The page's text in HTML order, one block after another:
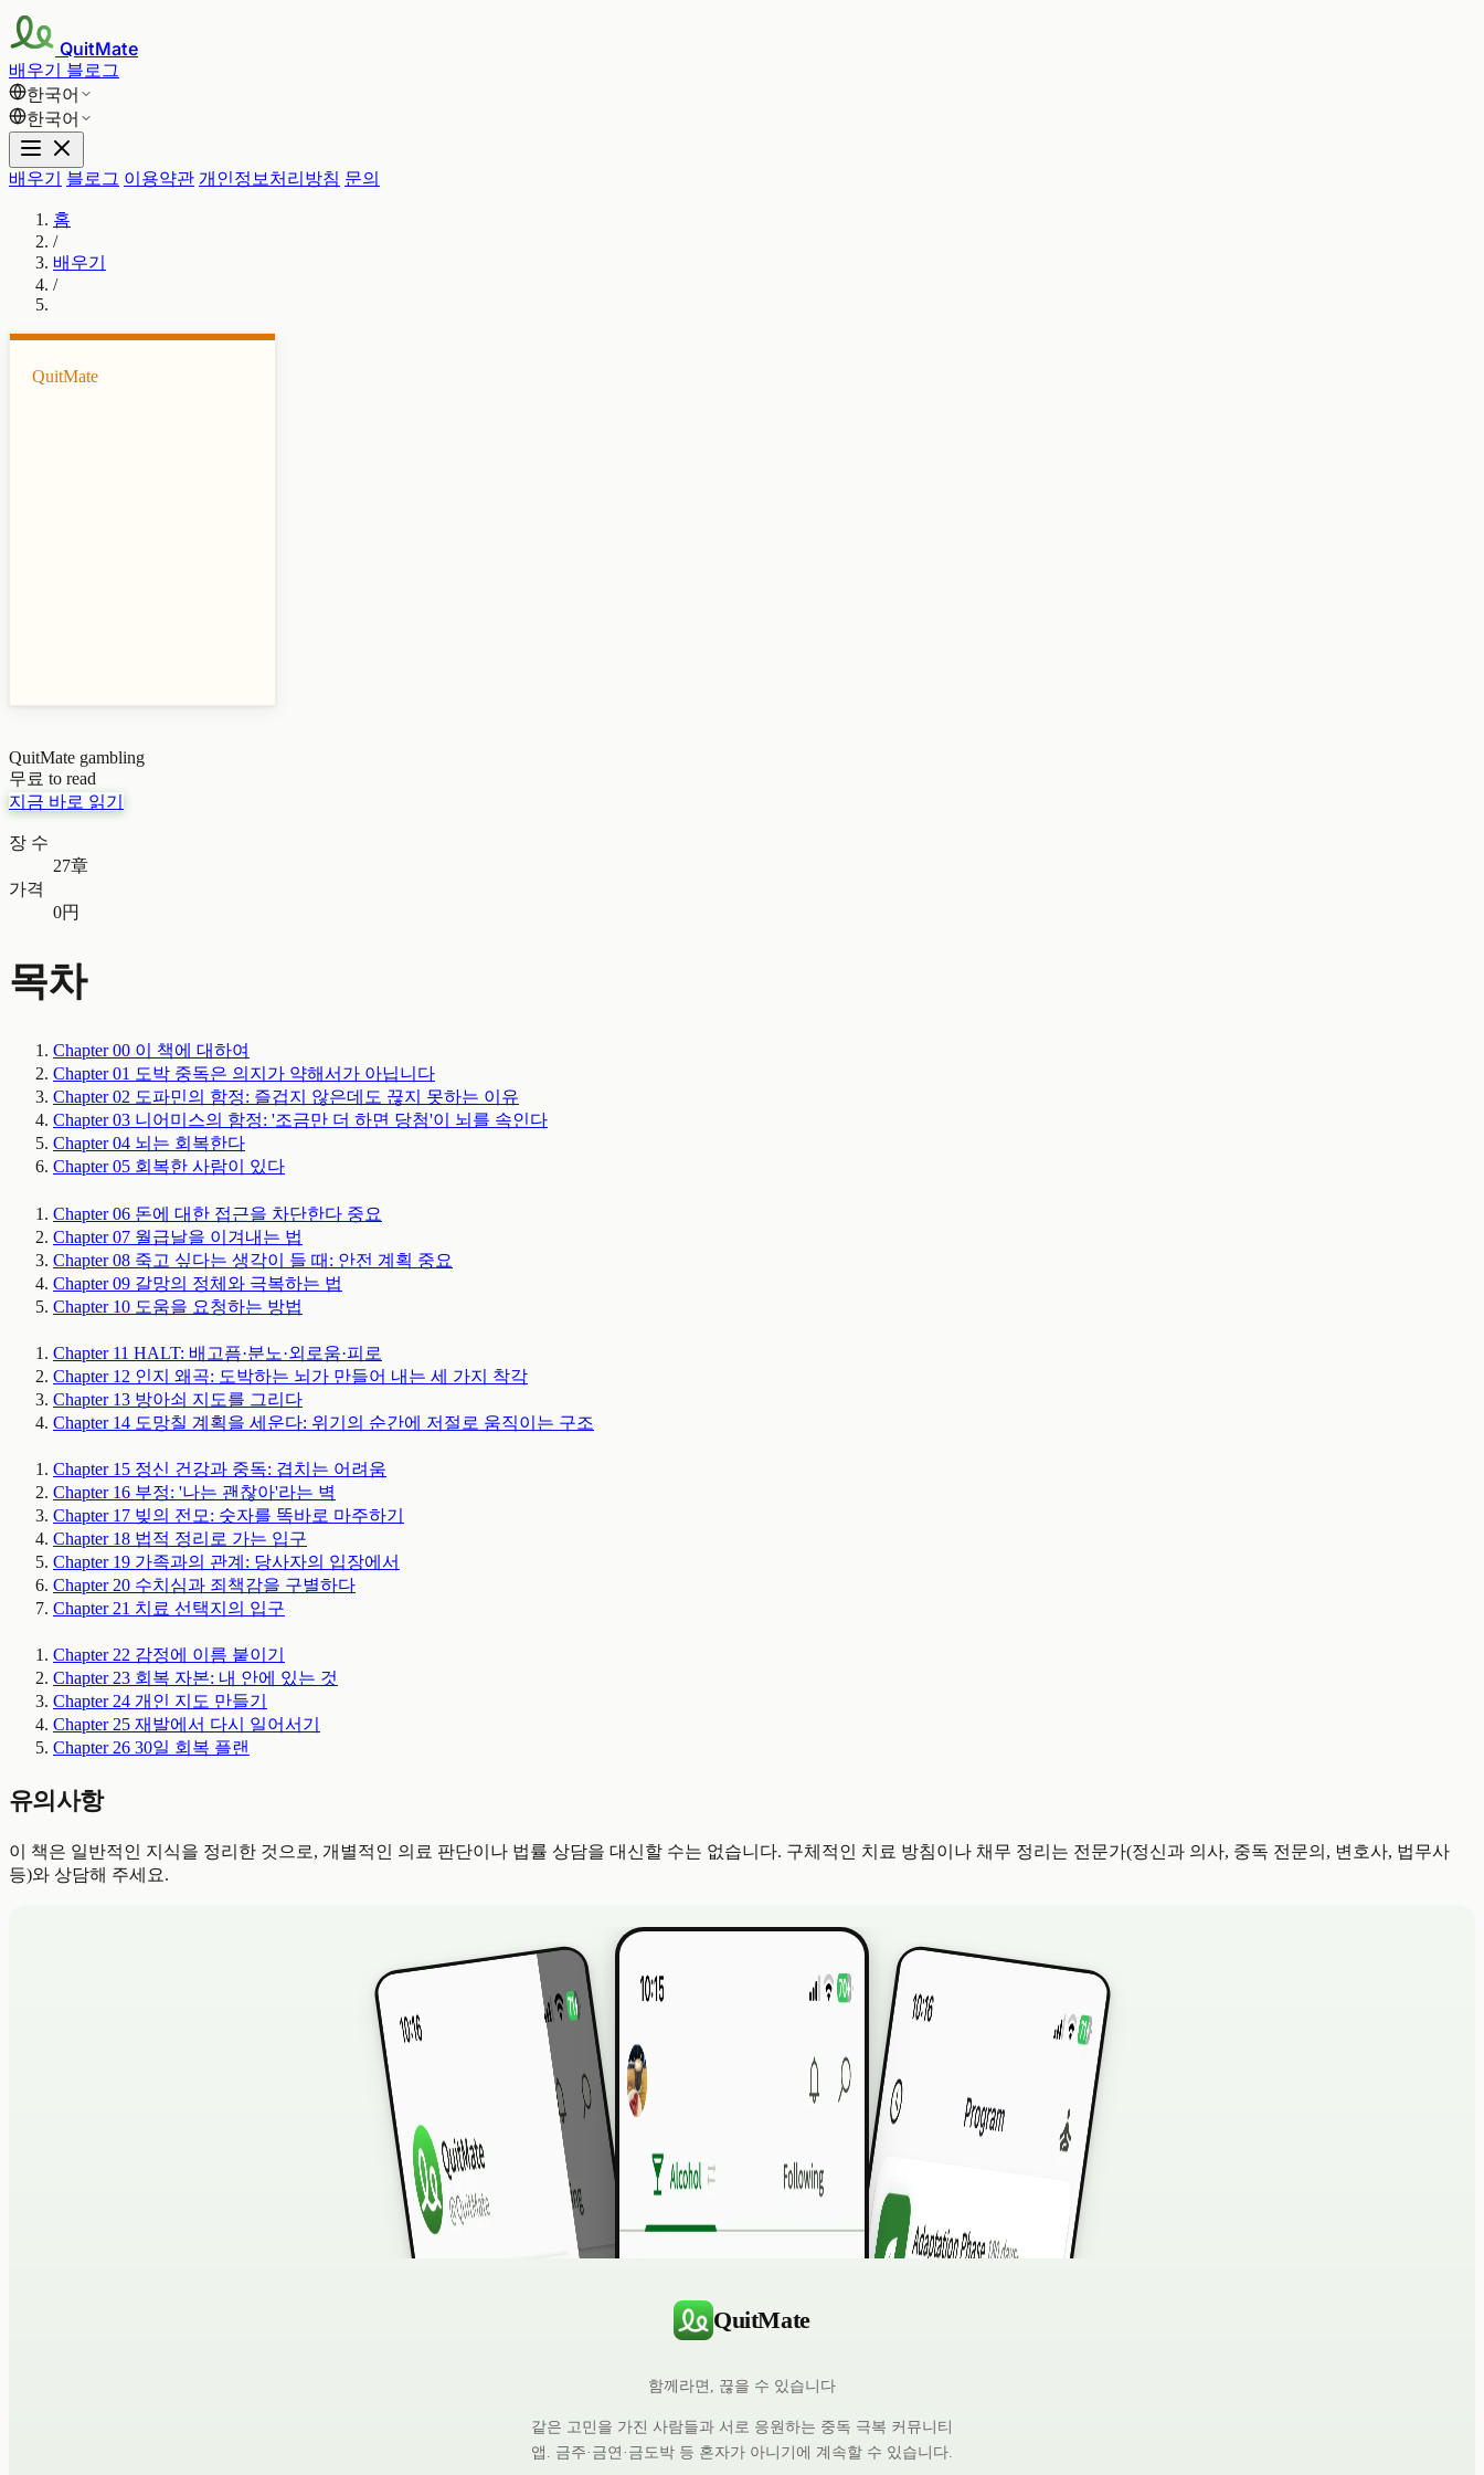
QuitMate
배우기 블로그
한국어
한국어
배우기 블로그 이용약관 개인정보처리방침 문의
홈
/
배우기
/
QuitMate
QuitMate gambling
무료 to read
지금 바로 읽기
장 수
27章
가격
0円
목차
Chapter 00 이 책에 대하여
Chapter 01 도박 중독은 의지가 약해서가 아닙니다
Chapter 02 도파민의 함정: 즐겁지 않은데도 끊지 못하는 이유
Chapter 03 니어미스의 함정: '조금만 더 하면 당첨'이 뇌를 속인다
Chapter 04 뇌는 회복한다
Chapter 05 회복한 사람이 있다
Chapter 06 돈에 대한 접근을 차단한다 중요
Chapter 07 월급날을 이겨내는 법
Chapter 08 죽고 싶다는 생각이 들 때: 안전 계획 중요
Chapter 09 갈망의 정체와 극복하는 법
Chapter 10 도움을 요청하는 방법
Chapter 11 HALT: 배고픔·분노·외로움·피로
Chapter 12 인지 왜곡: 도박하는 뇌가 만들어 내는 세 가지 착각
Chapter 13 방아쇠 지도를 그리다
Chapter 14 도망칠 계획을 세운다: 위기의 순간에 저절로 움직이는 구조
Chapter 15 정신 건강과 중독: 겹치는 어려움
Chapter 16 부정: '나는 괜찮아'라는 벽
Chapter 17 빚의 전모: 숫자를 똑바로 마주하기
Chapter 18 법적 정리로 가는 입구
Chapter 19 가족과의 관계: 당사자의 입장에서
Chapter 20 수치심과 죄책감을 구별하다
Chapter 21 치료 선택지의 입구
Chapter 22 감정에 이름 붙이기
Chapter 23 회복 자본: 내 안에 있는 것
Chapter 24 개인 지도 만들기
Chapter 25 재발에서 다시 일어서기
Chapter 26 30일 회복 플랜
유의사항
이 책은 일반적인 지식을 정리한 것으로, 개별적인 의료 판단이나 법률 상담을 대신할 수는 없습니다. 구체적인 치료 방침이나 채무 정리는 전문가(정신과 의사, 중독 전문의, 변호사, 법무사
등)와 상담해 주세요.
QuitMate
함께라면, 끊을 수 있습니다
같은 고민을 가진 사람들과 서로 응원하는 중독 극복 커뮤니티
앱. 금주·금연·금도박 등 혼자가 아니기에 계속할 수 있습니다.